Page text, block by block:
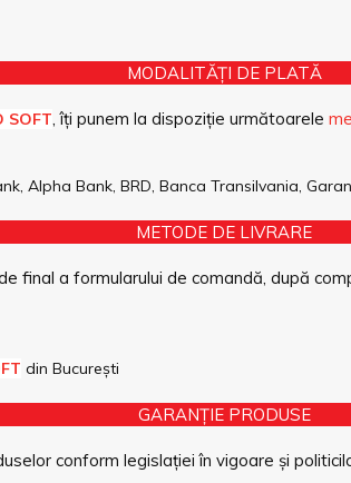
MODALITĂȚI DE PLATĂ
SOFT, îți punem la dispoziție următoarele
Alpha Bank, BRD, Banca Transilvania,
METODE DE LIVRARE
final a formularului de comandă, după
din București
GARANȚIE PRODUSE
conform legislației în vigoare și